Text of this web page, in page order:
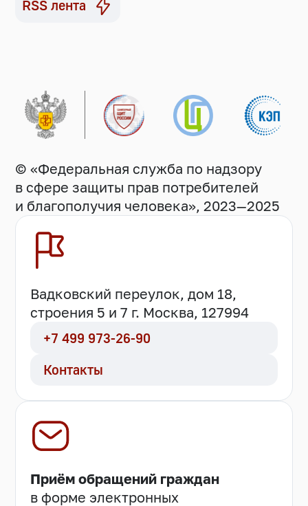
RSS лента
© «Федеральная служба по надзору
в сфере защиты прав потребителей
и благополучия человека», 2023—2025
Вадковский переулок, дом 18,
строения 5 и 7 г. Москва, 127994
+7 499 973-26-90
Контакты
Приём обращений граждан
в форме электронных